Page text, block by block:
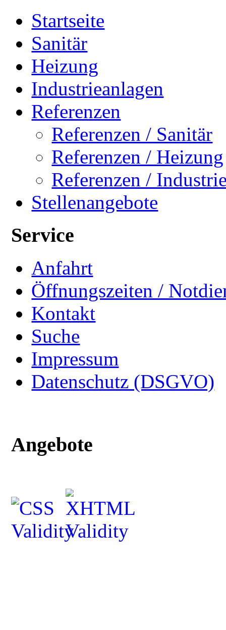
Startseite
Sanitär
Heizung
Industrieanlagen
Referenzen
Referenzen / Sanitär
Referenzen / Heizung
Referenzen /
Stellenangebote
Service
Anfahrt
Öffnungszeiten /
Kontakt
Suche
Impressum
Datenschutz (DSGVO)
Angebote